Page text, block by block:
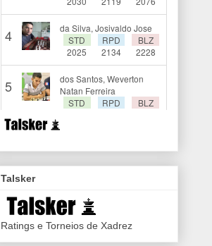
Talsker
Ratings e Torneios de Xadrez